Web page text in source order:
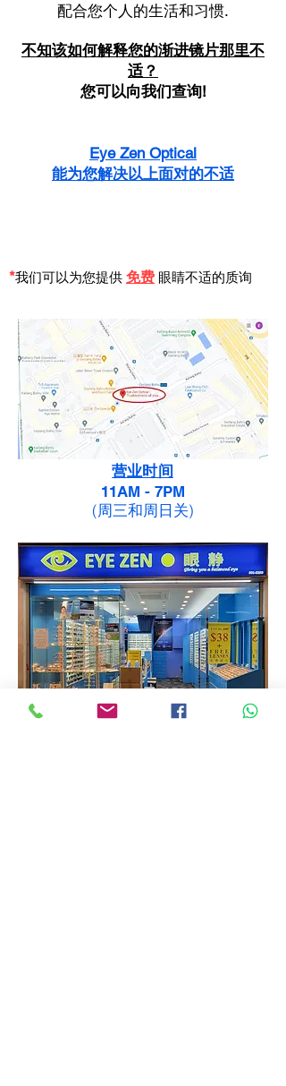
配合您个人的生活和习惯.
不知该如何解释您的渐进镜片那里不
适？
您可以向我们查询!
Eye Zen Optical
能为您解决以上面对的不适
*我们可以为您提供 免费 眼睛不适的质询
营业时间
11AM - 7PM
(周三和周日关)